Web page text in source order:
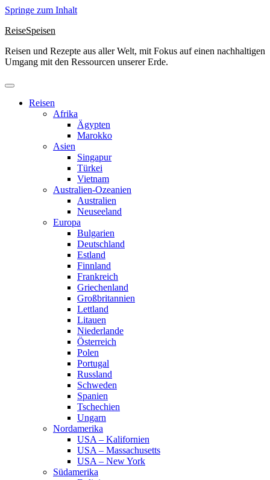
Springe zum Inhalt
ReiseSpeisen
Reisen und Rezepte aus aller Welt, mit Fokus auf einen nachhaltigen
Umgang mit den Ressourcen unserer Erde.
Reisen
Afrika
Ägypten
Marokko
Asien
Singapur
Türkei
Vietnam
Australien-Ozeanien
Australien
Neuseeland
Europa
Bulgarien
Deutschland
Estland
Finnland
Frankreich
Griechenland
Großbritannien
Lettland
Litauen
Niederlande
Österreich
Polen
Portugal
Russland
Schweden
Spanien
Tschechien
Ungarn
Nordamerika
USA – Kalifornien
USA – Massachusetts
USA – New York
Südamerika